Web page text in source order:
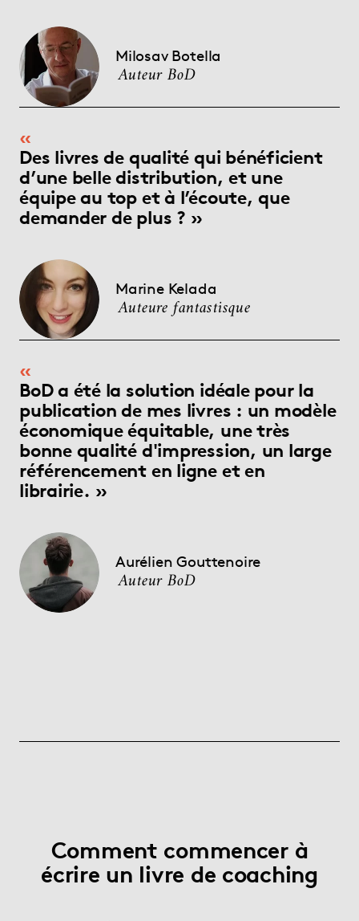
Milosav Botella
Auteur BoD
Des livres de qualité qui bénéficient
d’une belle distribution, et une
équipe au top et à l’écoute, que
demander de plus ?
Marine Kelada
Auteure fantastisque
BoD a été la solution idéale pour la
publication de mes livres : un modèle
économique équitable, une très
bonne qualité d'impression, un large
référencement en ligne et en
librairie.
Aurélien Gouttenoire
Auteur BoD
Comment commencer à
écrire un livre de coaching